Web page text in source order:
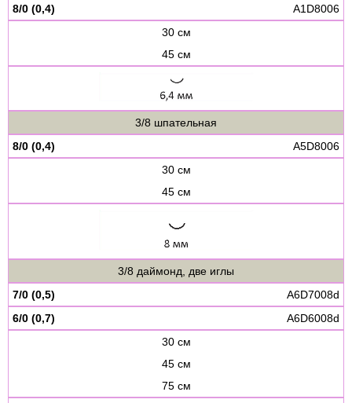
8/0 (0,4)
A1D8006
30 см
45 см
3/8 шпательная
8/0 (0,4)
A5D8006
30 см
45 см
3/8 даймонд, две иглы
7/0 (0,5)
A6D7008d
6/0 (0,7)
A6D6008d
30 см
45 см
75 см